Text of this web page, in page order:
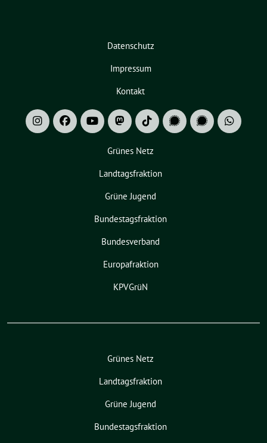
Datenschutz
Impressum
Kontakt
Grünes Netz
Landtagsfraktion
Grüne Jugend
Bundestagsfraktion
Bundesverband
Europafraktion
KPVGrüN
Grünes Netz
Landtagsfraktion
Grüne Jugend
Bundestagsfraktion